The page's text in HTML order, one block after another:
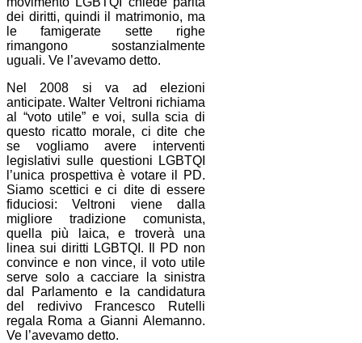
dei diritti, quindi il matrimonio, ma
le famigerate sette righe
rimangono sostanzialmente
uguali. Ve l’avevamo detto.
Nel 2008 si va ad elezioni
anticipate. Walter Veltroni richiama
al “voto utile” e voi, sulla scia di
questo ricatto morale, ci dite che
se vogliamo avere interventi
legislativi sulle questioni LGBTQI
l’unica prospettiva è votare il PD.
Siamo scettici e ci dite di essere
fiduciosi: Veltroni viene dalla
migliore tradizione comunista,
quella più laica, e troverà una
linea sui diritti LGBTQI. Il PD non
convince e non vince, il voto utile
serve solo a cacciare la sinistra
dal Parlamento e la candidatura
del redivivo Francesco Rutelli
regala Roma a Gianni Alemanno.
Ve l’avevamo detto.